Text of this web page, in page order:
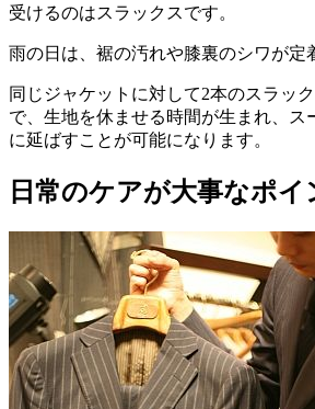
受けるのはスラックスです。
雨の日は、裾の汚れや膝裏のシワが定
同じジャケットに対して2本のスラッ
で、生地を休ませる時間が生まれ、ス
に延ばすことが可能になります。
日常のケアが大事なポイ